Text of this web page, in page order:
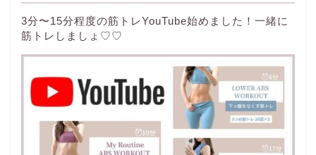
3分〜15分程度の筋トレYouTube始めました！一緒に
筋トレしましょ♡♡